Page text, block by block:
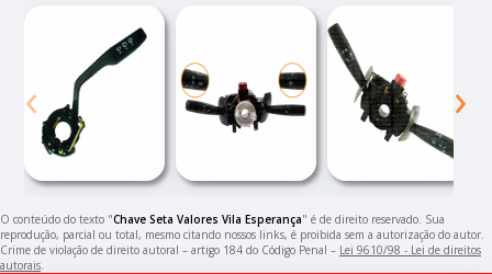
‹ ›
O conteúdo do texto "Chave Seta Valores Vila Esperança" é de direito reservado. Sua
reprodução, parcial ou total, mesmo citando nossos links, é proibida sem a autorização do autor.
Crime de violação de direito autoral – artigo 184 do Código Penal – Lei 9610/98 - Lei de direitos
autorais